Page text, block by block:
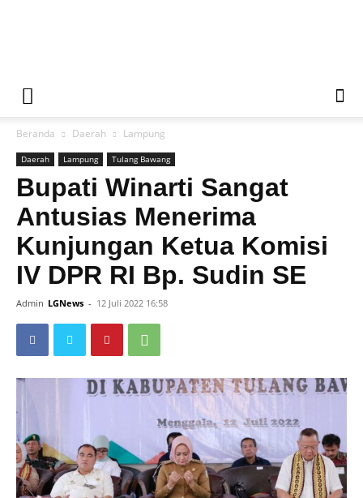
News
Beranda Daerah Lampung
Daerah Lampung Tulang Bawang
Bupati Winarti Sangat
Antusias Menerima
Kunjungan Ketua Komisi
IV DPR RI Bp. Sudin SE
Admin LGNews - 12 Juli 2022 16:58